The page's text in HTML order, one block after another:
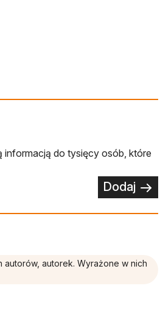
informacją do tysięcy osób, które
Dodaj
autorów, autorek. Wyrażone w nich